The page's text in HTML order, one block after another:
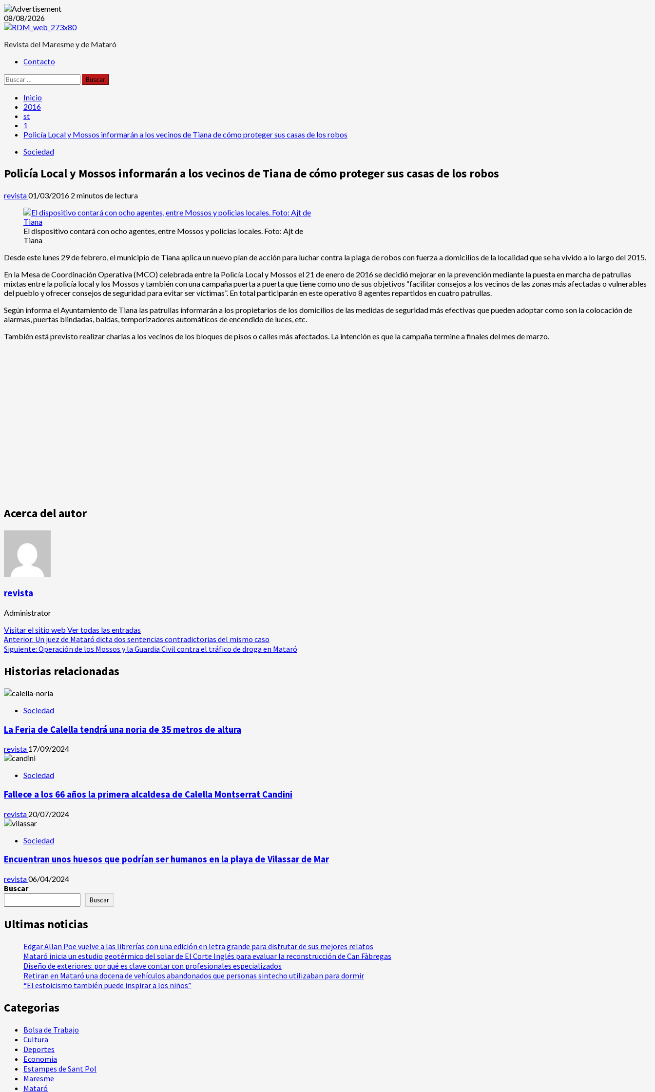
Saltar
al
08/08/2026
Revista del Maresme y de Mataró
Menú Contacto
Buscar:
Inicio
2016
st
1
Policía Local y Mossos informarán a los vecinos de Tiana de cómo proteger sus casas de los robos
Sociedad
Policía Local y Mossos informarán a los vecinos de Tiana de cómo proteger sus casas de los robos
revista01/03/2016 2 minutos de lectura
El dispositivo contará con ocho agentes, entre Mossos y policias locales. Foto: Ajt de
Tiana
Desde este lunes 29 de febrero, el municipio de Tiana aplica un nuevo plan de acción para luchar contra la plaga de robos con fuerza a domicilios de la localidad que se ha vivido a lo largo del 2015.
En la Mesa de Coordinación Operativa (MCO) celebrada entre la Policía Local y Mossos el 21 de enero de 2016 se decidió mejorar en la prevención mediante la puesta en marcha de patrullas
mixtas entre la policía local y los Mossos y también con una campaña puerta a puerta que tiene como uno de sus objetivos “facilitar consejos a los vecinos de las zonas más afectadas o vulnerables
del pueblo y ofrecer consejos de seguridad para evitar ser víctimas”. En total participarán en este operativo 8 agentes repartidos en cuatro patrullas.
Según informa el Ayuntamiento de Tiana las patrullas informarán a los propietarios de los domicilios de las medidas de seguridad más efectivas que pueden adoptar como son la colocación de
alarmas, puertas blindadas, baldas, temporizadores automáticos de encendido de luces, etc.
También está previsto realizar charlas a los vecinos de los bloques de pisos o calles más afectados. La intención es que la campaña termine a finales del mes de marzo.
Acerca del autor
revista
Administrator
Visitar el sitio web Ver todas las entradas
Navegación
de
entradas
Anterior: Un juez de Mataró dicta dos sentencias contradictorias del mismo caso
Siguiente: Operación de los Mossos y la Guardia Civil contra el tráfico de droga en Mataró
Historias relacionadas
Sociedad
La Feria de Calella tendrá una noria de 35 metros de altura
revista 17/09/2024
Sociedad
Fallece a los 66 años la primera alcaldesa de Calella Montserrat Candini
revista 20/07/2024
Sociedad
Encuentran unos huesos que podrían ser humanos en la playa de Vilassar de Mar
revista06/04/2024
Buscar
Buscar
Ultimas noticias
Edgar Allan Poe vuelve a las librerías con una edición en letra grande para disfrutar de sus mejores relatos
Mataró inicia un estudio geotérmico del solar de El Corte Inglés para evaluar la reconstrucción de Can Fàbregas
Diseño de exteriores: por qué es clave contar con profesionales especializados
Retiran en Mataró una docena de vehículos abandonados que personas sintecho utilizaban para dormir
“El estoicismo también puede inspirar a los niños”
Categorias
Bolsa de Trabajo
Cultura
Deportes
Economia
Estampes de Sant Pol
Maresme
Mataró